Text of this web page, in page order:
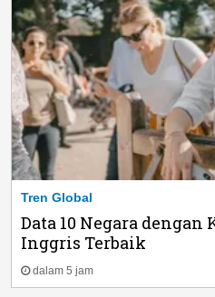
Tren Global
Data 10 Negara dengan
Inggris Terbaik
dalam 5 jam